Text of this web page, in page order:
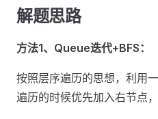
解题思路
方法1、Queue迭代+BFS：
按照层序遍历的思想，利用
遍历的时候优先加入右节点